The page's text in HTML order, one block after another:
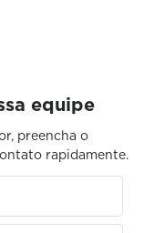
equipe
preencha o
rapidamente.